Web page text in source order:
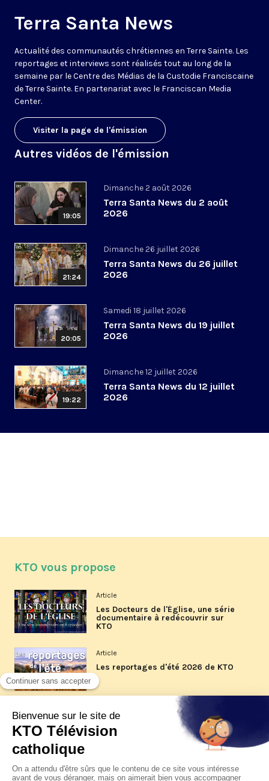
Terra Santa News
Actualité des communautés chrétiennes en Terre Sainte. Les
reportages et interviews sont réalisés tout au long de la
semaine par le Centre des Médias de la Custodie Franciscaine
de Terre Sainte. En partenariat avec le Franciscan Media
Center.
Visiter la page de l'émission
Autres vidéos de l'émission
19:05
Dimanche 2 août 2026
Terra Santa News du 2 août
2026
21:24
Dimanche 26 juillet 2026
Terra Santa News du 26 juillet
2026
20:05
Samedi 18 juillet 2026
Terra Santa News du 19 juillet
2026
19:22
Dimanche 12 juillet 2026
Terra Santa News du 12 juillet
2026
KTO vous propose
Article
Les Docteurs de l'Église, une série
documentaire à redécouvrir sur
KTO
Article
Les reportages d'été 2026 de KTO
La visite pastorale du pape Léon
XIV à Assise à suivre sur KTO le
jeudi 6 août
Article